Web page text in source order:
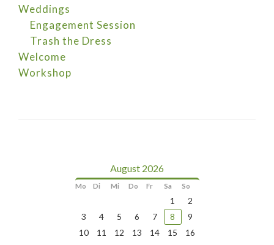
Weddings
Engagement Session
Trash the Dress
Welcome
Workshop
August 2026
Mo Di Mi Do Fr Sa So
1
2
3
4 5 6 7 8
9
10
11 12 13 14 15
16